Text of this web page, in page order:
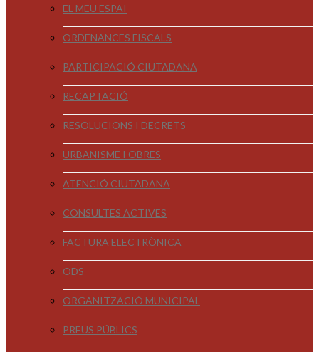
EL MEU ESPAI
ORDENANCES FISCALS
PARTICIPACIÓ CIUTADANA
RECAPTACIÓ
RESOLUCIONS I DECRETS
URBANISME I OBRES
ATENCIÓ CIUTADANA
CONSULTES ACTIVES
FACTURA ELECTRÒNICA
ODS
ORGANITZACIÓ MUNICIPAL
PREUS PÚBLICS